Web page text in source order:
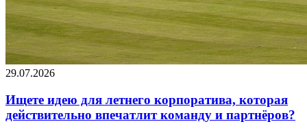
29.07.2026
Ищете идею для летнего корпоратива, которая
действительно впечатлит команду и партнёров?